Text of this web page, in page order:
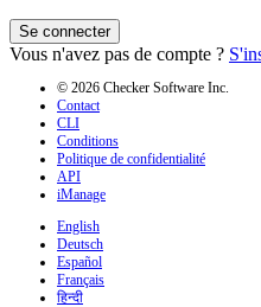
Se connecter
Vous n'avez pas de compte ?
© 2026 Checker Software Inc.
Contact
CLI
Conditions
Politique de confidentialité
API
iManage
English
Deutsch
Español
Français
हिन्दी